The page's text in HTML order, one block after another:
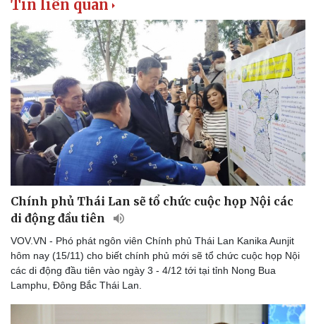
Tin liên quan
Chính phủ Thái Lan sẽ tổ chức cuộc họp Nội các
di động đầu tiên
VOV.VN - Phó phát ngôn viên Chính phủ Thái Lan Kanika Aunjit
hôm nay (15/11) cho biết chính phủ mới sẽ tổ chức cuộc họp Nội
các di động đầu tiên vào ngày 3 - 4/12 tới tại tỉnh Nong Bua
Lamphu, Đông Bắc Thái Lan.